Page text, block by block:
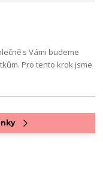
s Vámi budeme
Pro tento krok jsme